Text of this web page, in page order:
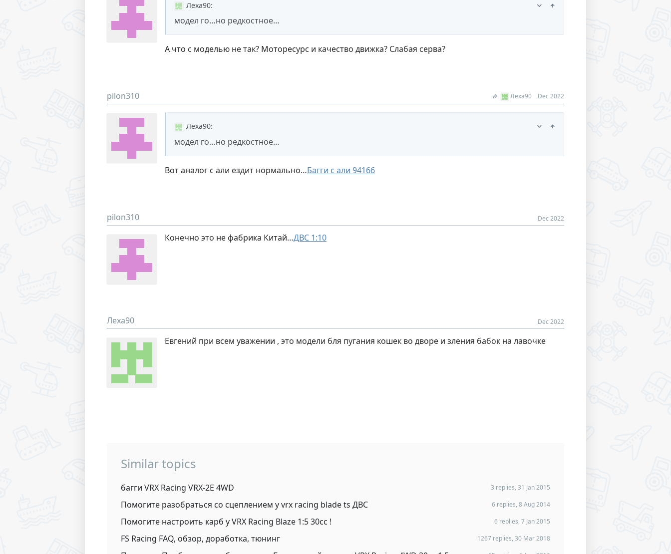
Леха90:
модел го…но редкостное…
А что с моделью не так? Моторесурс и качество движка? Слабая серва?
pilon310 Леха90 Dec 2022
Леха90:
модел го…но редкостное…
Вот аналог с али ездит нормально…Багги с али 94166
pilon310 Dec 2022
Конечно это не фабрика Китай…ДВС 1:10
Леха90 Dec 2022
Евгений при всем уважении , это модели бля пугания кошек во дворе и зления бабок на лавочке
Similar topics
багги VRX Racing VRX-2E 4WD 3 replies, 31 Jan 2015
Помогите разобраться со сцеплением у vrx racing blade ts ДВС 6 replies, 8 Aug 2014
Помогите настроить карб у VRX Racing Blaze 1:5 30cc ! 6 replies, 7 Jan 2015
FS Racing FAQ, обзор, доработка, тюнинг 1267 replies, 30 Mar 2018